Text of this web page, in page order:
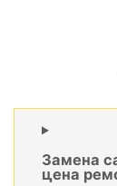
Замена
цена